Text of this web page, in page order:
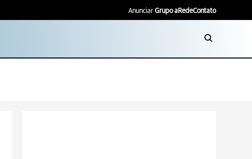
Anunciar Grupo aRedeContato